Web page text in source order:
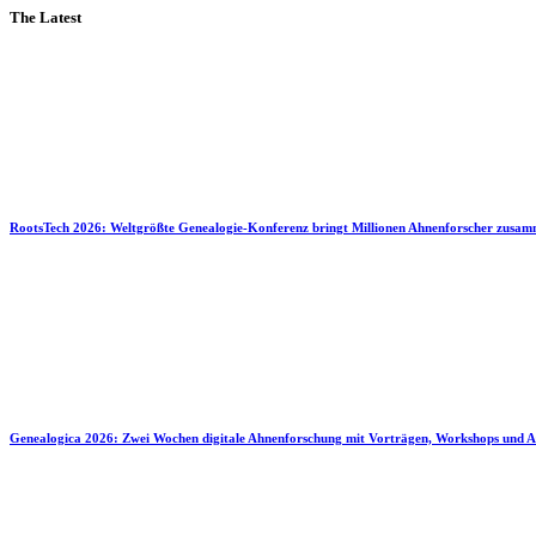
The Latest
RootsTech 2026: Weltgrößte Genealogie-Konferenz bringt Millionen Ahnenforscher
Genealogica 2026: Zwei Wochen digitale Ahnenforschung mit Vorträgen, Workshops und